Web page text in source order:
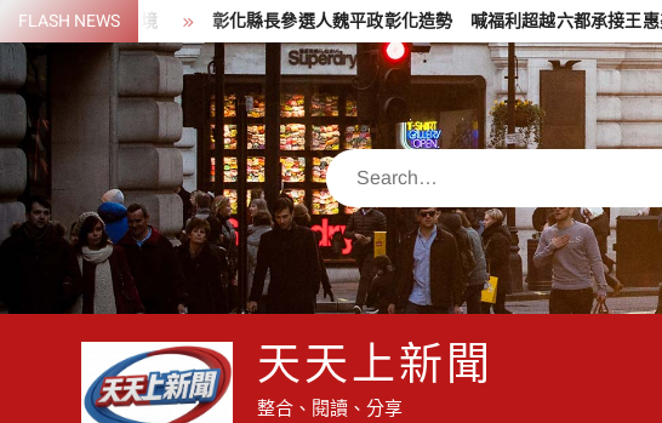
Skip
to
content
FLASH NEWS
環境 彰化縣長參選人魏平政彰化造勢 喊福利超越六都承接王惠美施政再升級
Search
天天上新聞
整合、閱讀、分享